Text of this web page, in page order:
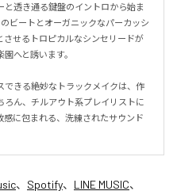
透き通る鍵盤のイントロから始ま
ビートとオーガニックなパーカッシ
させるトロピカルなシンセリードが
へと誘います。
できる絶妙なトラックメイクは、作
ろん、チルアウト系プレイリストに
に包まれる、洗練されたサウンド
、 Spotify、 LINE MUSIC、